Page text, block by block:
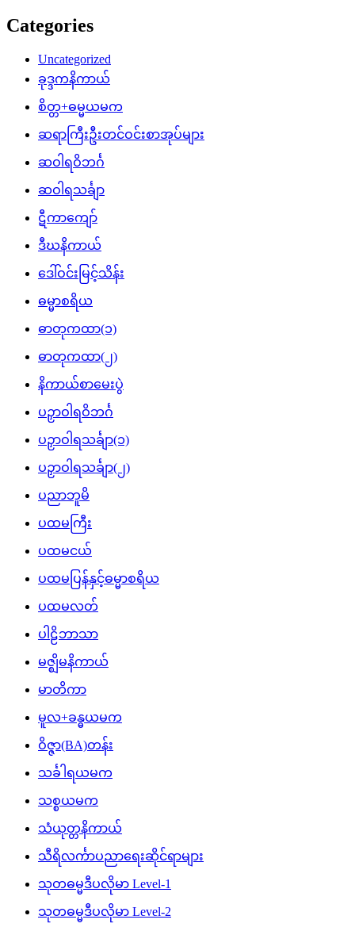
Categories
Uncategorized
ခုဒ္ဒကနိကာယ်
စိတ္တ+ဓမ္မယမက
ဆရာကြီးဦးတင်ဝင်းစာအုပ်များ
ဆဝါရဝိဘင်္ဂ
ဆဝါရသင်္ချာ
ဋီကာကျော်
ဒီဃနိကာယ်
ဒေါ်ဝင်းမြင့်သိန်း
ဓမ္မာစရိယ
ဓာတုကထာ(၁)
ဓာတုကထာ(၂)
နိကာယ်စာမေးပွဲ
ပဉှာဝါရဝိဘင်္ဂ
ပဉှာဝါရသင်္ချာ(၁)
ပဉှာဝါရသင်္ချာ(၂)
ပညာဘူမိ
ပထမကြီး
ပထမငယ်
ပထမပြန်နှင့်ဓမ္မာစရိယ
ပထမလတ်
ပါဠိဘာသာ
မဇ္ဈိမနိကာယ်
မာတိကာ
မူလ+ခန္ဓယမက
ဝိဇ္ဇာ(BA)တန်း
သင်္ခါရယမက
သစ္စယမက
သံယုတ္တနိကာယ်
သီရိလင်္ကာပညာရေးဆိုင်ရာများ
သုတဓမ္မဒီပလိုမာ Level-1
သုတဓမ္မဒီပလိုမာ Level-2